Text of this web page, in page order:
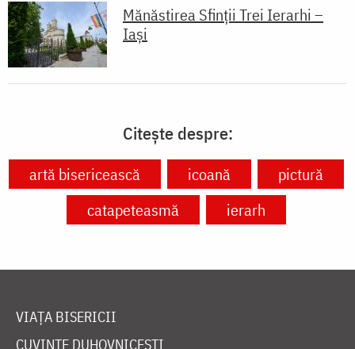
Mănăstirea Sfinții Trei Ierarhi –
Iași
Citește despre:
artă bisericească icoană
pictură
catapeteasmă
ierarh
VIAȚA BISERICII
CUVINTE DUHOVNICEȘTI